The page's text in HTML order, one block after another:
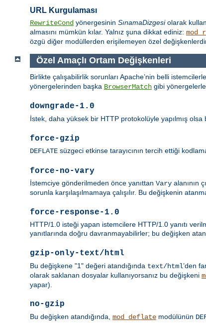
URL Kurgulaması
RewriteCond yönergesinin SınamaDizgesiolarak
almasını mümkün kılar. Yalnız şuna dikkat ediniz:
özgü diğer modüllerden erişilemeyen özel
Özel Amaçlı Ortam Değişkenleri
Birlikte çalışabilirlik sorunları Apache’nin belli
yönergelerinden başka BrowserMatch gibi
downgrade-1.0
İstek, daha yüksek bir HTTP protokolüyle yapılmış olsa
force-gzip
DEFLATE süzgeci etkinse tarayıcının tercih ettiği
force-no-vary
İstemciye gönderilmeden önce yanıttan Vary alanının
sorunla karşılaşılmamaya çalışılır. Bu değişkenin
force-response-1.0
HTTP/1.0 isteği yapan istemcilere HTTP/1.0 yanıtı
yanıtlarında doğru davranmayabilirler; bu değişken
gzip-only-text/html
Bu değişkene "1" değeri atandığında text/html’den
olarak saklanan dosyalar kullanıyorsanız bu değişkeni
yapar).
no-gzip
Bu değişken atandığında, mod_deflate modülünün